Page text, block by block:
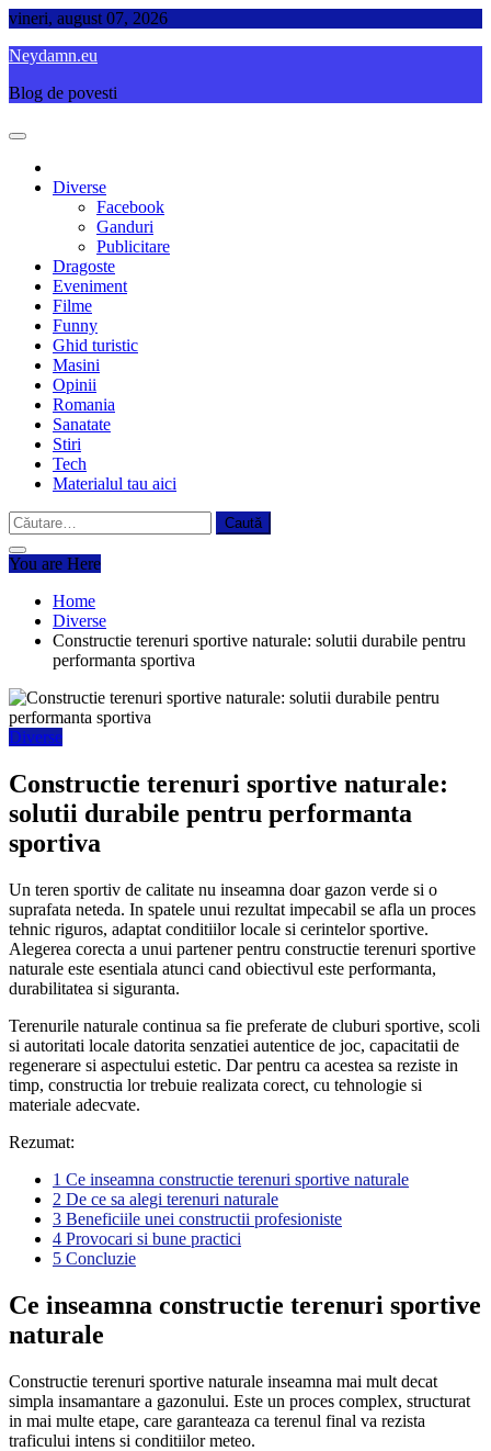
Skip
content
vineri, august 07, 2026
Neydamn.eu
Blog de povesti
Diverse
Facebook
Ganduri
Publicitare
Dragoste
Eveniment
Filme
Funny
Ghid turistic
Masini
Opinii
Romania
Sanatate
Stiri
Tech
Materialul tau aici
Caută
după:
You are Here
Home
Diverse
Constructie terenuri sportive naturale: solutii durabile pentru
performanta sportiva
Diverse
Constructie terenuri sportive naturale:
solutii durabile pentru performanta
sportiva
Un teren sportiv de calitate nu inseamna doar gazon verde si o
suprafata neteda. In spatele unui rezultat impecabil se afla un proces
tehnic riguros, adaptat conditiilor locale si cerintelor sportive.
Alegerea corecta a unui partener pentru constructie terenuri sportive
naturale este esentiala atunci cand obiectivul este performanta,
durabilitatea si siguranta.
Terenurile naturale continua sa fie preferate de cluburi sportive, scoli
si autoritati locale datorita senzatiei autentice de joc, capacitatii de
regenerare si aspectului estetic. Dar pentru ca acestea sa reziste in
timp, constructia lor trebuie realizata corect, cu tehnologie si
materiale adecvate.
Rezumat:
1 Ce inseamna constructie terenuri sportive naturale
2 De ce sa alegi terenuri naturale
3 Beneficiile unei constructii profesioniste
4 Provocari si bune practici
5 Concluzie
Ce inseamna constructie terenuri sportive
naturale
Constructie terenuri sportive naturale inseamna mai mult decat
simpla insamantare a gazonului. Este un proces complex, structurat
in mai multe etape, care garanteaza ca terenul final va rezista
traficului intens si conditiilor meteo.